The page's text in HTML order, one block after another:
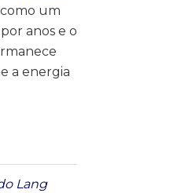
um
anos e o
a energia
Lang